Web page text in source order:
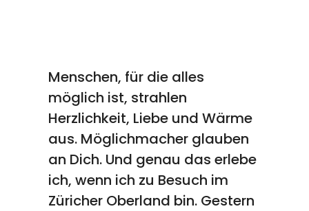
Menschen, für die alles
möglich ist, strahlen
Herzlichkeit, Liebe und Wärme
aus. Möglichmacher glauben
an Dich. Und genau das erlebe
ich, wenn ich zu Besuch im
Züricher Oberland bin. Gestern